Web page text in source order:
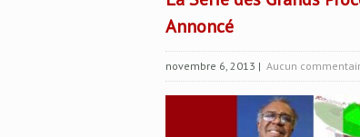
Annoncé
novembre 6, 2013 | Aucun